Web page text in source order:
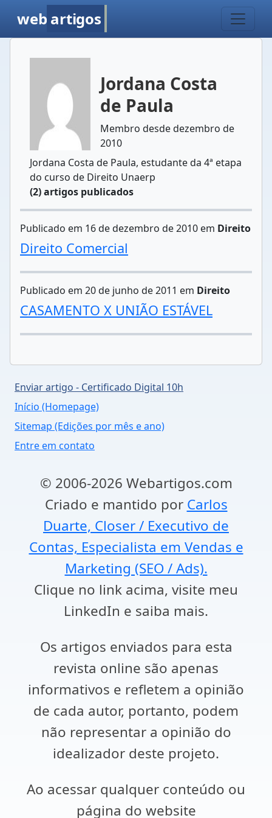
web artigos
Jordana Costa
de Paula
Membro desde dezembro de
2010
Jordana Costa de Paula, estudante da 4ª etapa
do curso de Direito Unaerp
(2) artigos publicados
Publicado em 16 de dezembro de 2010 em Direito
Direito Comercial
Publicado em 20 de junho de 2011 em Direito
CASAMENTO X UNIÃO ESTÁVEL
Enviar artigo - Certificado Digital 10h
Início (Homepage)
Sitemap (Edições por mês e ano)
Entre em contato
© 2006-2026 Webartigos.com
Criado e mantido por Carlos
Duarte, Closer / Executivo de
Contas, Especialista em Vendas e
Marketing (SEO / Ads).
Clique no link acima, visite meu
LinkedIn e saiba mais.
Os artigos enviados para esta
revista online são apenas
informativos e refletem a opinião
de cada autor, portanto, podem
não representar a opinião do
idealizador deste projeto.
Ao acessar qualquer conteúdo ou
página do website